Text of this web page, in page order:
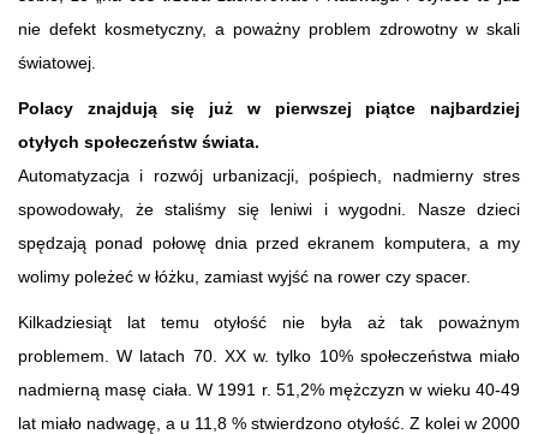
nie defekt kosmetyczny, a poważny problem zdrowotny w skali
światowej.
Polacy znajdują się już w pierwszej piątce najbardziej
otyłych społeczeństw świata.
Automatyzacja i rozwój urbanizacji, pośpiech, nadmierny stres
spowodowały, że staliśmy się leniwi i wygodni. Nasze dzieci
spędzają ponad połowę dnia przed ekranem komputera, a my
wolimy poleżeć w łóżku, zamiast wyjść na rower czy spacer.
Kilkadziesiąt lat temu otyłość nie była aż tak poważnym
problemem. W latach 70. XX w. tylko 10% społeczeństwa miało
nadmierną masę ciała. W 1991 r. 51,2% mężczyzn w wieku 40-49
lat miało nadwagę, a u 11,8 % stwierdzono otyłość. Z kolei w 2000